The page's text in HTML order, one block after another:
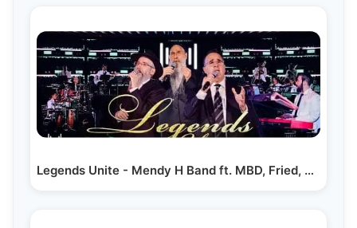
Legends Unite - Mendy H Band ft. MBD, Fried, Shwekey…